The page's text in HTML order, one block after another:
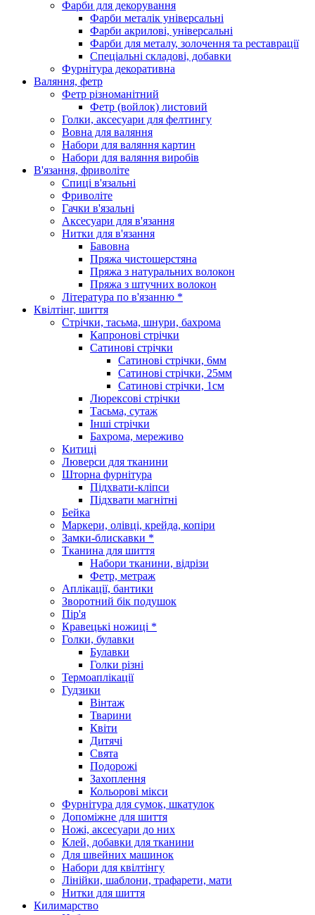
Фарби для декорування
Фарби металік універсальні
Фарби акрилові, універсальні
Фарби для металу, золочення та реставрації
Спеціальні складові, добавки
Фурнітура декоративна
Валяння, фетр
Фетр різноманітний
Фетр (войлок) листовий
Голки, аксесуари для фелтингу
Вовна для валяння
Набори для валяння картин
Набори для валяння виробів
В'язання, фриволіте
Спиці в'язальні
Фриволіте
Гачки в'язальні
Аксесуари для в'язання
Нитки для в'язання
Бавовна
Пряжа чистошерстяна
Пряжа з натуральних волокон
Пряжа з штучних волокон
Література по в'язанню *
Квілтінг, шиття
Стрічки, тасьма, шнури, бахрома
Капронові стрічки
Сатинові стрічки
Сатинові стрічки, 6мм
Сатинові стрічки, 25мм
Сатинові стрічки, 1см
Люрексові стрічки
Тасьма, сутаж
Інші стрічки
Бахрома, мереживо
Китиці
Люверси для тканини
Шторна фурнітура
Підхвати-кліпси
Підхвати магнітні
Бейка
Маркери, олівці, крейда, копіри
Замки-блискавки *
Тканина для шиття
Набори тканини, відрізи
Фетр, метраж
Аплікації, бантики
Зворотний бік подушок
Пір'я
Кравецькі ножиці *
Голки, булавки
Булавки
Голки різні
Термоаплікації
Гудзики
Вінтаж
Тварини
Квіти
Дитячі
Свята
Подорожі
Захоплення
Кольорові мікси
Фурнітура для сумок, шкатулок
Допоміжне для шиття
Ножі, аксесуари до них
Клей, добавки для тканини
Для швейних машинок
Набори для квілтінгу
Лінійки, шаблони, трафарети, мати
Нитки для шиття
Килимарство